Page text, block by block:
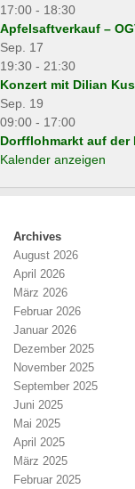
17:00 - 18:30
Apfelsaftverkauf –
Sep. 17
19:30 - 21:30
Konzert mit Dilian
Sep. 19
09:00 - 17:00
Dorfflohmarkt auf der
Kalender anzeigen
Archives
August 2026
April 2026
März 2026
Februar 2026
Januar 2026
Dezember 2025
November 2025
September 2025
Juni 2025
Mai 2025
April 2025
März 2025
Februar 2025